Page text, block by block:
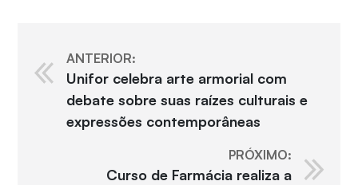
ANTERIOR:
Unifor celebra arte armorial com
debate sobre suas raízes culturais e
expressões contemporâneas
PRÓXIMO:
Curso de Farmácia realiza a